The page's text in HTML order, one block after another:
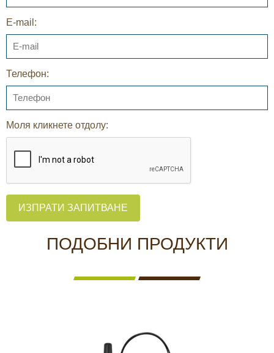
E-mail:
Телефон:
Моля кликнете отдолу:
ИЗПРАТИ ЗАПИТВАНЕ
ПОДОБНИ ПРОДУКТИ